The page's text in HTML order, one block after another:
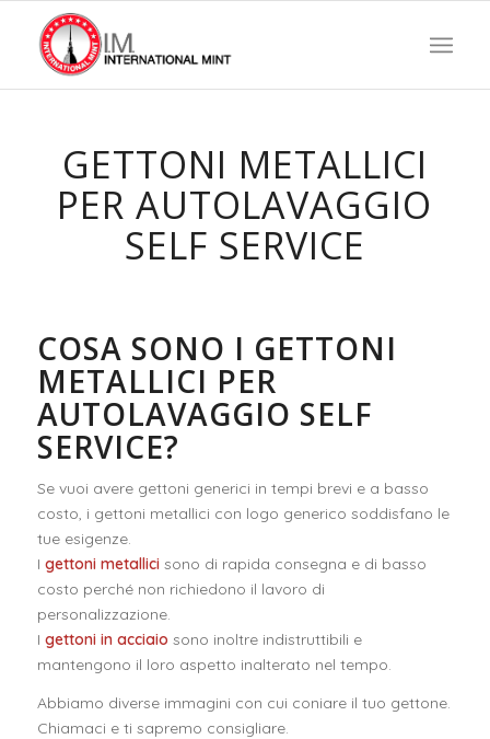
GETTONI METALLICI
PER AUTOLAVAGGIO
SELF SERVICE
COSA SONO I GETTONI
METALLICI PER
AUTOLAVAGGIO SELF
SERVICE?
Se vuoi avere gettoni generici in tempi brevi e a basso
costo, i gettoni metallici con logo generico soddisfano le
tue esigenze.
I gettoni metallicisono di rapida consegna e di basso
costo perché non richiedono il lavoro di
personalizzazione.
I gettoni in acciaio sono inoltre indistruttibili e
mantengono il loro aspetto inalterato nel tempo.
Abbiamo diverse immagini con cui coniare il tuo gettone.
Chiamaci e ti sapremo consigliare.